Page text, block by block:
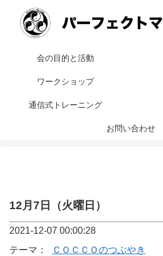
会の目的と活動
ワークショップ
通信式トレーニング
お問い合わせ
12月7日（火曜日）
2021-12-07 00:00:28
テーマ：
ＣＯＣＣＯのつぶやき